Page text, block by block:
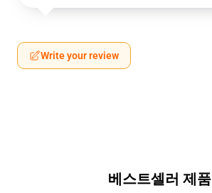
Write your review
베스트셀러 제품